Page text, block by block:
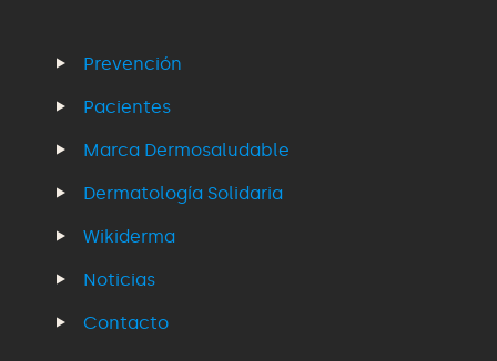
Prevención
Pacientes
Marca Dermosaludable
Dermatología Solidaria
Wikiderma
Noticias
Contacto